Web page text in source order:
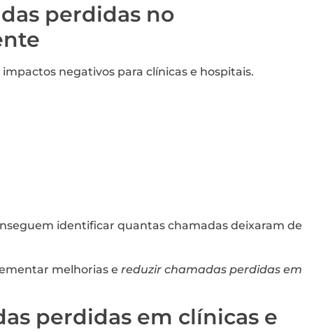
perdidas no
negativos para clínicas e hospitais.
identificar quantas chamadas deixaram de
melhorias e reduzir chamadas perdidas em
perdidas em clínicas e